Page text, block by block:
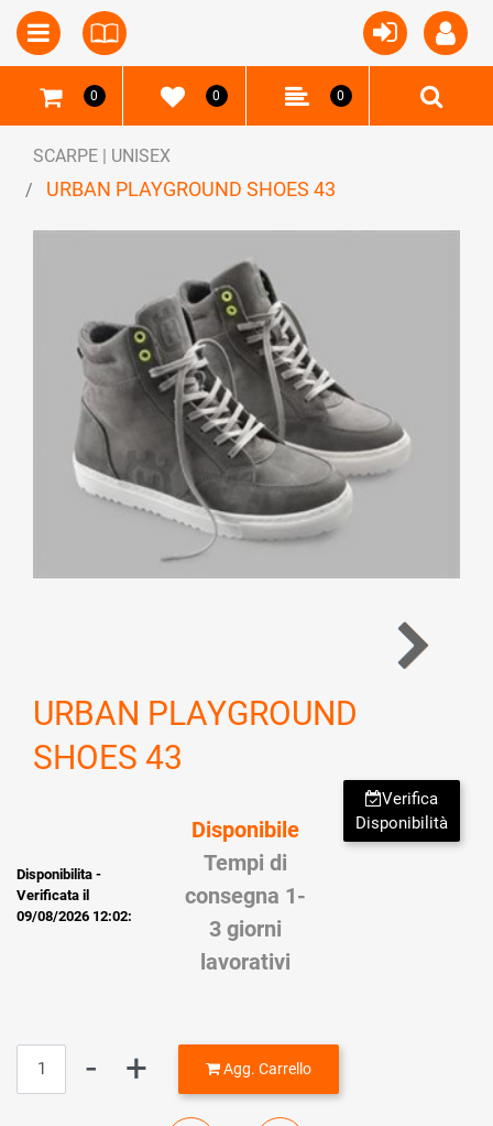
Open Open menu
0 0 0
SCARPE | UNISEX
URBAN PLAYGROUND SHOES 43
URBAN PLAYGROUND
SHOES 43
Disponibilita -
Verificata il
09/08/2026 12:02:
Verifica
Disponibilità
Disponibile
Tempi di
consegna 1-
3 giorni
lavorativi
Quantità Agg. Carrello